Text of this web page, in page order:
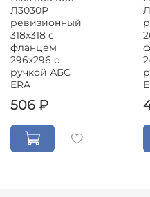
Л3030Р
ревизионный
318х318 с
фланцем
296х296 с
ручкой АБС
ERA
506 ₽